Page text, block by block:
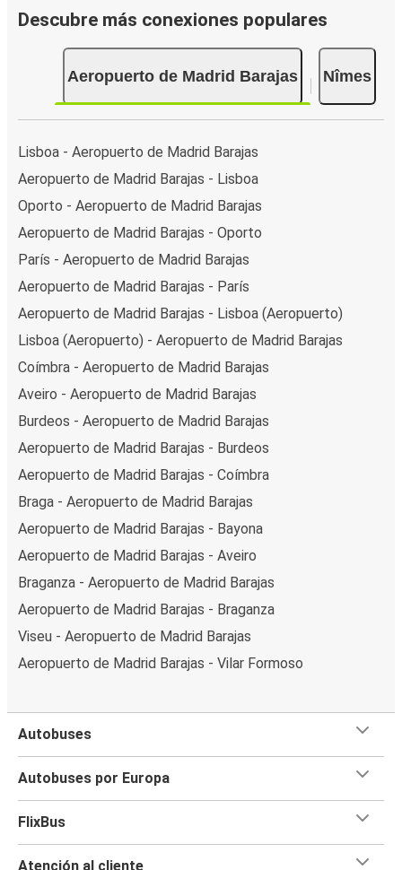
Descubre más conexiones populares
Aeropuerto de Madrid Barajas Nîmes
Lisboa - Aeropuerto de Madrid Barajas
Aeropuerto de Madrid Barajas - Lisboa
Oporto - Aeropuerto de Madrid Barajas
Aeropuerto de Madrid Barajas - Oporto
París - Aeropuerto de Madrid Barajas
Aeropuerto de Madrid Barajas - París
Aeropuerto de Madrid Barajas - Lisboa (Aeropuerto)
Lisboa (Aeropuerto) - Aeropuerto de Madrid Barajas
Coímbra - Aeropuerto de Madrid Barajas
Aveiro - Aeropuerto de Madrid Barajas
Burdeos - Aeropuerto de Madrid Barajas
Aeropuerto de Madrid Barajas - Burdeos
Aeropuerto de Madrid Barajas - Coímbra
Braga - Aeropuerto de Madrid Barajas
Aeropuerto de Madrid Barajas - Bayona
Aeropuerto de Madrid Barajas - Aveiro
Braganza - Aeropuerto de Madrid Barajas
Aeropuerto de Madrid Barajas - Braganza
Viseu - Aeropuerto de Madrid Barajas
Aeropuerto de Madrid Barajas - Vilar Formoso
Autobuses
Autobuses por Europa
FlixBus
Atención al cliente